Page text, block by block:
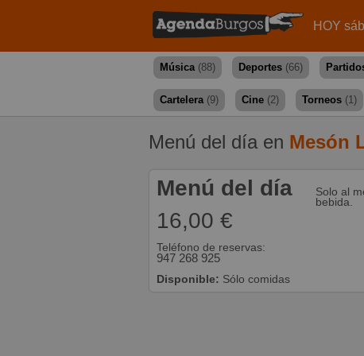
HOY
Música (88) Deportes (66)
Cartelera (9) Cine (2) Torneos (1)
Menú del día en Mesón
Menú del día
16,00 €
Teléfono de reservas:
947 268 925
Disponible: Sólo comidas
Solo al
bebida.